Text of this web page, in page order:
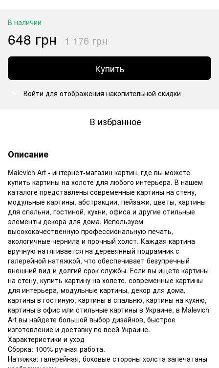
В наличии
648 грн 1 176 грн
Купить
Войти для отображения накопительной скидки
В избранное
Описание
Malevich Art - интернет-магазин картин, где вы можете
купить картины на холсте для любого интерьера. В нашем
каталоге представлены современные картины на стену,
модульные картины, абстракции, пейзажи, цветы, картины
для спальни, гостиной, кухни, офиса и другие стильные
элементы декора для дома. Используем
высококачественную профессиональную печать,
экологичные чернила и прочный холст. Каждая картина
вручную натягивается на деревянный подрамник с
галерейной натяжкой, что обеспечивает безупречный
внешний вид и долгий срок службы. Если вы ищете картины
на стену, купить картину на холсте, современные картины
для интерьера, модульные картины, декор для дома,
картины в гостиную, картины в спальню, картины на кухню,
картины в офис или стильные картины в Украине, в Malevich
Art вы найдете большой выбор дизайнов, быстрое
изготовление и доставку по всей Украине.
Характеристики и уход
Сборка: 100% ручная работа.
Натяжка: галерейная, боковые стороны холста запечатаны